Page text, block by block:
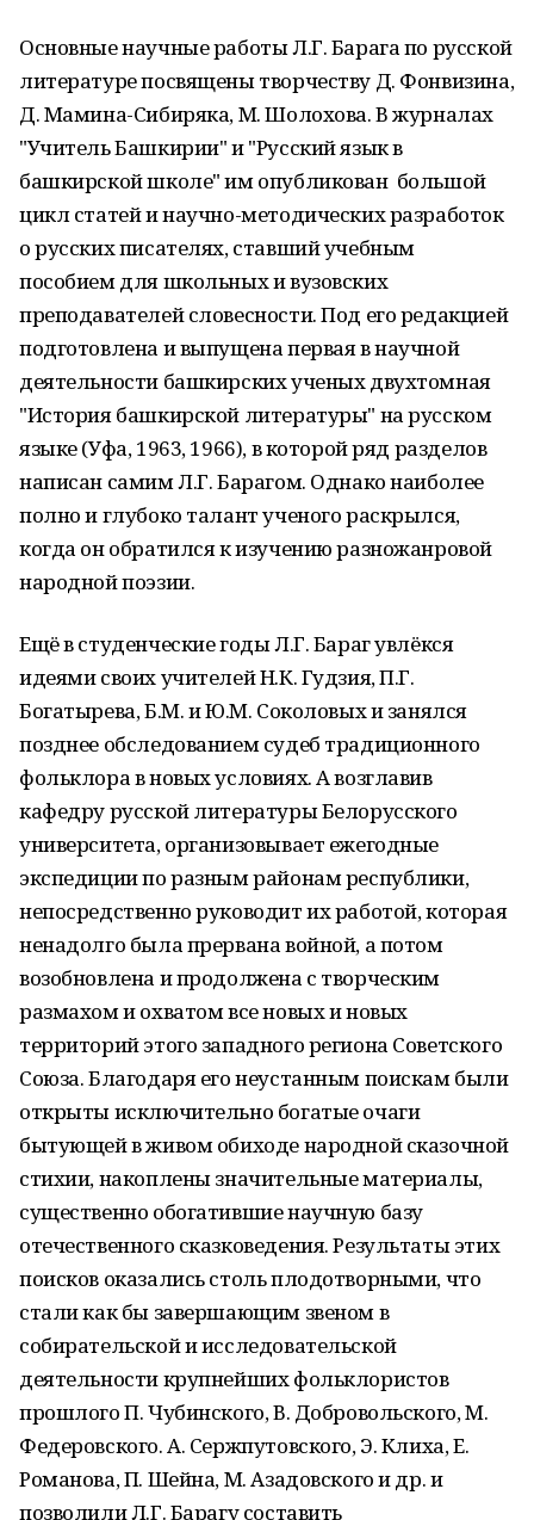
Основные научные работы Л.Г. Барага по русской
литературе посвящены творчеству Д. Фонвизина,
Д. Мамина-Сибиряка, М. Шолохо­ва. В журналах
"Учитель Башкирии" и "Рус­ский язык в
башкирской школе" им опублико­ван большой
цикл статей и научно-методических разработок
о русских писателях, ставший учебным
пособием для школьных и вузовских
преподавателей словесности. Под его редакцией
подготовлена и выпущена первая в научной
деятельности башкирских ученых двух­томная
"История башкирской литературы" на русском
языке (Уфа, 1963, 1966), в которой ряд разделов
написан самим Л.Г. Барагом. Однако наиболее
полно и глубоко талант ученого рас­крылся,
когда он обратился к изучению раз­ножанровой
народной поэзии.
Ещё в студенческие годы Л.Г. Бараг ув­лёкся
идеями своих учителей Н.К. Гудзия, П.Г.
Богатырева, Б.М. и Ю.М. Соколовых и занялся
позднее обследованием судеб тради­ционного
фольклора в новых условиях. А воз­главив
кафедру русской литературы Белорус­ского
университета, организовывает еже­годные
экспедиции по разным районам рес­публики,
непосредственно руководит их рабо­той, которая
ненадолго была прервана войной, а потом
возобновлена и продолжена с творческим
размахом и охватом все новых и новых
территорий этого западного региона Советского
Союза. Благодаря его неустанным поискам были
открыты исключительно богатые очаги
бытующей в живом обиходе народной сказочной
стихии, накоплены значительные материалы,
сущест­венно обогатившие научную базу
отечественного сказковедения. Результаты этих
поисков ока­зались столь плодотворными, что
стали как бы завершающим звеном в
собирательской и ис­следовательской
деятельности крупнейших фольклористов
прошлого П. Чубинского, В. Добровольского, М.
Федеровского. А. Сержпутовского, Э. Клиха, Е.
Романова, П. Шейна, М. Азадовского и др. и
позволили Л.Г. Барагу со­ставить